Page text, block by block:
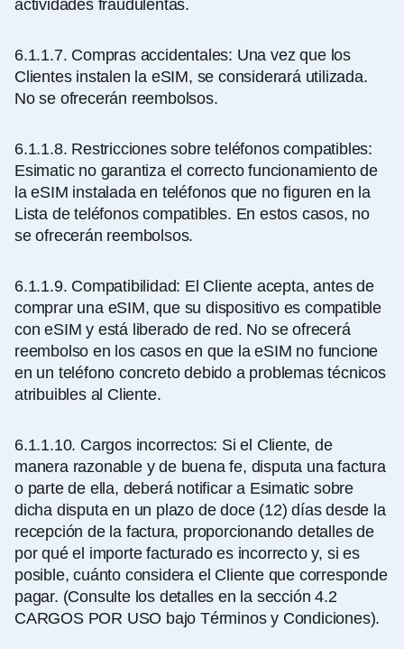
actividades fraudulentas.
6.1.1.7. Compras accidentales: Una vez que los
Clientes instalen la eSIM, se considerará utilizada.
No se ofrecerán reembolsos.
6.1.1.8. Restricciones sobre teléfonos compatibles:
Esimatic no garantiza el correcto funcionamiento de
la eSIM instalada en teléfonos que no figuren en la
Lista de teléfonos compatibles. En estos casos, no
se ofrecerán reembolsos.
6.1.1.9. Compatibilidad: El Cliente acepta, antes de
comprar una eSIM, que su dispositivo es compatible
con eSIM y está liberado de red. No se ofrecerá
reembolso en los casos en que la eSIM no funcione
en un teléfono concreto debido a problemas técnicos
atribuibles al Cliente.
6.1.1.10. Cargos incorrectos: Si el Cliente, de
manera razonable y de buena fe, disputa una factura
o parte de ella, deberá notificar a Esimatic sobre
dicha disputa en un plazo de doce (12) días desde la
recepción de la factura, proporcionando detalles de
por qué el importe facturado es incorrecto y, si es
posible, cuánto considera el Cliente que corresponde
pagar. (Consulte los detalles en la sección 4.2
CARGOS POR USO bajo Términos y Condiciones).